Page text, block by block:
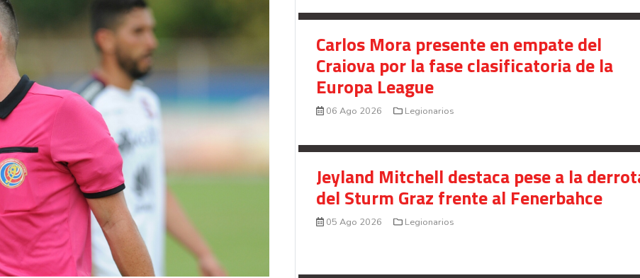
Carlos Mora presente en empate del
Craiova por la fase clasificatoria de la
Europa League
06 Ago 2026 Legionarios
Jeyland Mitchell destaca pese a la
del Sturm Graz frente al Fenerbahce
05 Ago 2026 Legionarios